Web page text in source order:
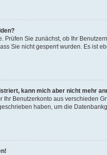
Prüfen Sie zunächst, ob Ihr
Sie nicht gesperrt wurden. Es ist
kann mich aber nicht mehr
Ihr Benutzerkonto aus verschieden
haben, um die